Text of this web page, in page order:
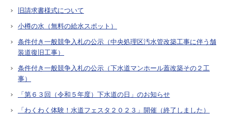
旧請求書様式について
小樽の水（無料の給水スポット）
条件付き一般競争入札の公示（中央処理区汚水管改築工事に伴う舗
装道復旧工事）
条件付き一般競争入札の公示（下水道マンホール蓋改築その２工
事）
「第６３回（令和５年度）下水道の日」のお知らせ
「わくわく体験！水道フェスタ２０２３」開催（終了しました）